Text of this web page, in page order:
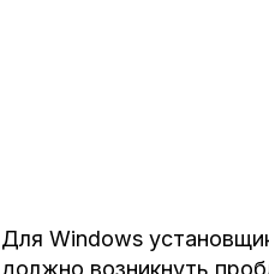
Для Windows